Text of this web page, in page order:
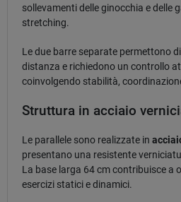
sollevamenti delle ginocchia e delle
stretching.
Le due barre separate permettono
distanza e richiedono un controllo
coinvolgendo stabilità,
Struttura in acciaio
Le parallele sono realizzate in
presentano una resistente
La base larga 64 cm contribuisce a
esercizi statici e dinamici.